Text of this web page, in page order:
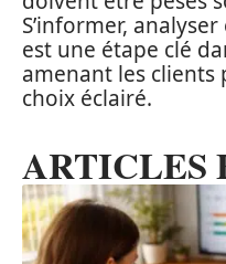
S’informer,
est une étape clé
amenant les
choix éclairé.
ARTICLES